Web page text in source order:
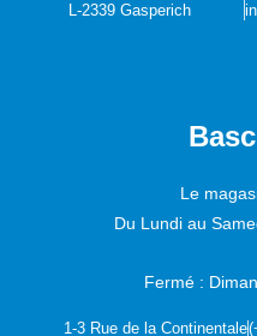
L-2339 Gasperich
Le
Du Lundi au
Fermé :
1-3 Rue de la Continentale